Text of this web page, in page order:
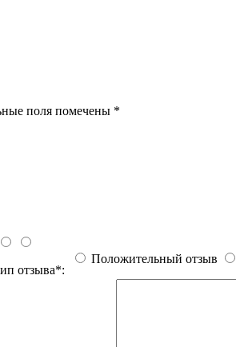
поля помечены *
отзыва*:
Положительный отзыв